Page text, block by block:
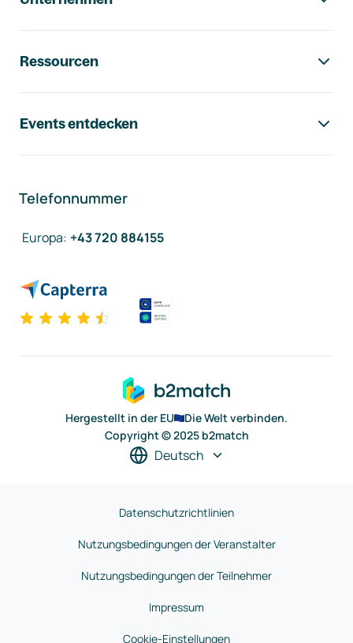
Ressourcen
Events entdecken
Telefonnummer
Europa: +43 720 884155
Hergestellt in der EU
Die Welt verbinden.
Copyright © 2025 b2match
Deutsch
Datenschutzrichtlinien
Nutzungsbedingungen der Veranstalter
Nutzungsbedingungen der Teilnehmer
Impressum
Cookie-Einstellungen